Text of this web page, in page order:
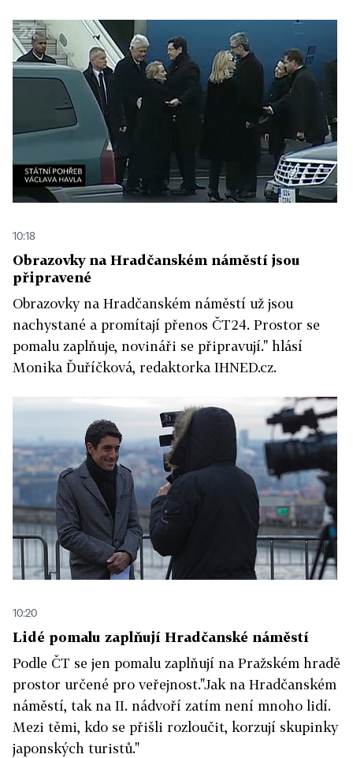
10:18
Obrazovky na Hradčanském náměstí jsou
připravené
Obrazovky na Hradčanském náměstí už jsou
nachystané a promítají přenos ČT24. Prostor se
pomalu zaplňuje, novináři se připravují." hlásí
Monika Ďuříčková, redaktorka IHNED.cz.
10:20
Lidé pomalu zaplňují Hradčanské náměstí
Podle ČT se jen pomalu zaplňují na Pražském hradě
prostor určené pro veřejnost."Jak na Hradčanském
náměstí, tak na II. nádvoří zatím není mnoho lidí.
Mezi těmi, kdo se přišli rozloučit, korzují skupinky
japonských turistů."